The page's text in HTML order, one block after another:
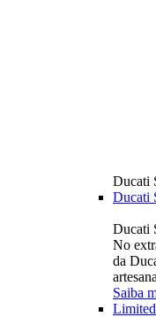
Ducati
Ducati
Ducati
No
da
Saiba